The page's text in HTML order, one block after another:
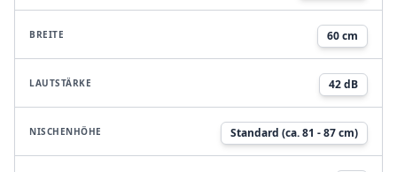
BREITE 60 cm
LAUTSTÄRKE 42 dB
NISCHENHÖHE Standard (ca. 81 - 87 cm)